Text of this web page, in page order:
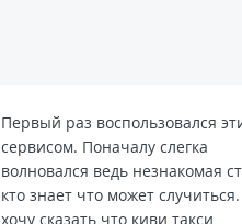
Первый раз воспользовался
сервисом. Поначалу слегка
волновался ведь незнакомая
кто знает что может
хочу сказать что киви такси